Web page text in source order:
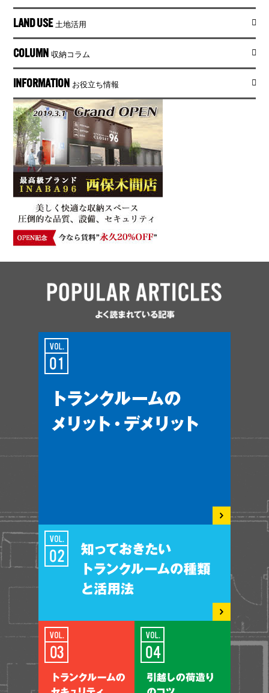
LAND USE 土地活用
COLUMN 収納コラム
INFORMATION お役立ち情報